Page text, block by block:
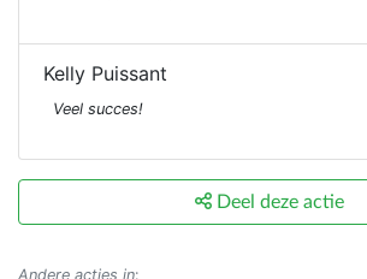
Kelly Puissant
Veel succes!
Deel deze actie
Andere acties in: